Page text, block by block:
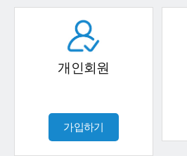
개인회원
가입하기